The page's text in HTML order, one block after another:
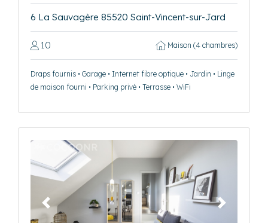
6 La Sauvagère 85520 Saint-Vincent-sur-Jard
10 Maison (4 chambres)
Draps fournis • Garage • Internet fibre optique • Jardin • Linge
de maison fourni • Parking privé • Terrasse • WiFi
Précédent Suivant